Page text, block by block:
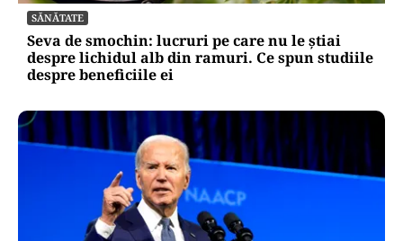
SĂNĂTATE
Seva de smochin: lucruri pe care nu le știai
despre lichidul alb din ramuri. Ce spun studiile
despre beneficiile ei